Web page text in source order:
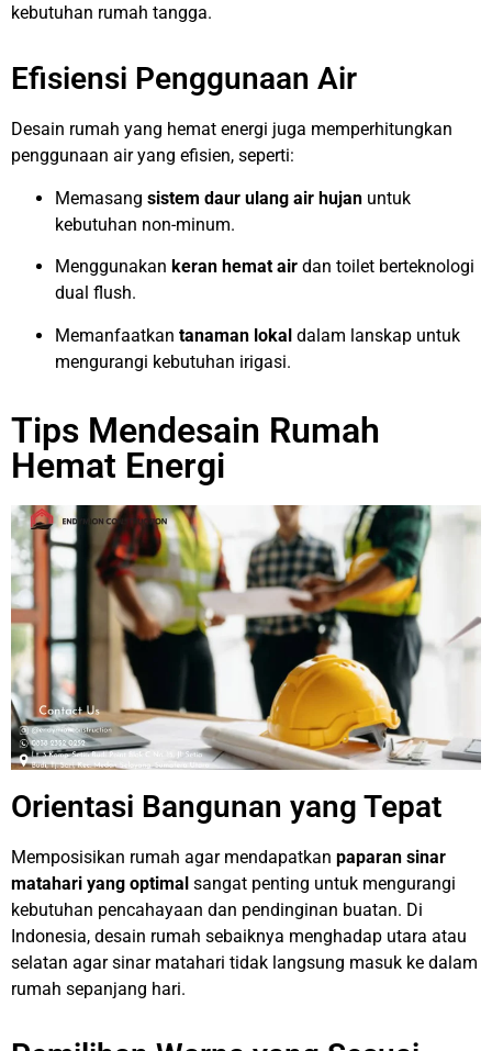
kebutuhan rumah tangga.
Efisiensi Penggunaan Air
Desain rumah yang hemat energi juga memperhitungkan
penggunaan air yang efisien, seperti:
Memasang sistem daur ulang air hujan untuk
kebutuhan non-minum.
Menggunakan keran hemat air dan toilet berteknologi
dual flush.
Memanfaatkan tanaman lokal dalam lanskap untuk
mengurangi kebutuhan irigasi.
Tips Mendesain Rumah
Hemat Energi
Orientasi Bangunan yang Tepat
Memposisikan rumah agar mendapatkan paparan sinar
matahari yang optimal sangat penting untuk mengurangi
kebutuhan pencahayaan dan pendinginan buatan. Di
Indonesia, desain rumah sebaiknya menghadap utara atau
selatan agar sinar matahari tidak langsung masuk ke dalam
rumah sepanjang hari.